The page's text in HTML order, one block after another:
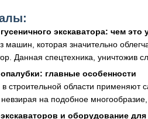
экскаватора: чем это
машин, которая значительно
Данная спецтехника, уничтожив
главные особенности
в строительной области
на подобное
и оборудование для